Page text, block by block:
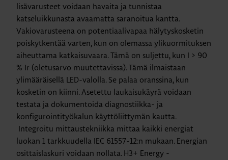
lisävarusteet voidaan havaita ja tunnistaa
katseluikkunasta avaamatta saranoitua kantta.
Vakiovarusteena on potentiaalivapaa hälytyskosketin
poiskytkentää varten, kun on olemassa ylikuormituksen
aiheuttama katkaisuvaara. Tämä on suljettu, kun I > 90
% Ir (oletusarvo muutettavissa). Tämä ilmaistaan ​​
ylimääräisellä LED-valolla. Se palaa oranssina, kun
kosketin on kiinni. Asetettu laukaisukäyrä voidaan
testata ja dokumentoida diagnostiikka- ja
konfigurointityökalun käyttöliittymän kautta.
Integroitu mittaustekniikka mittaa kaikki energiat
luokan 1 tarkkuudella IEC 61557-12:n mukaan. Energian
osittaislaskuri voidaan nollata. H3+ Energy -